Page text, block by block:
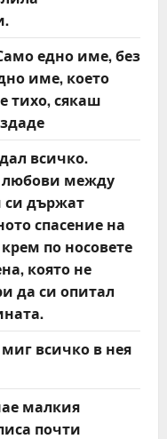
едно име, без
име, което
тихо, сякаш
всичко.
любови между
си държат
спасение на
по носовете
която не
да си опитал
всичко в нея
малкия
почти